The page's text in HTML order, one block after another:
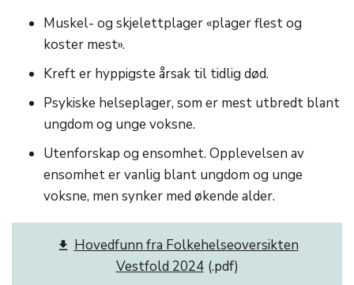
Muskel- og skjelettplager «plager flest og
koster mest».
Kreft er hyppigste årsak til tidlig død.
Psykiske helseplager, som er mest utbredt blant
ungdom og unge voksne.
Utenforskap og ensomhet. Opplevelsen av
ensomhet er vanlig blant ungdom og unge
voksne, men synker med økende alder.
get_app Hovedfunn fra Folkehelseoversikten
Vestfold 2024